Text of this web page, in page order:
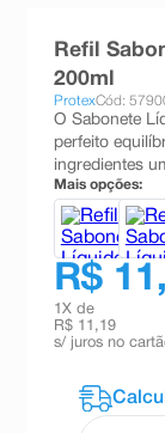
Refil
200ml
ProtexCód:
O Sabonete
perfeito
ingredientes
Mais opções:
R$
1 X de
R$ 11,19
s/ juros no
absorvente
10ºshampoo